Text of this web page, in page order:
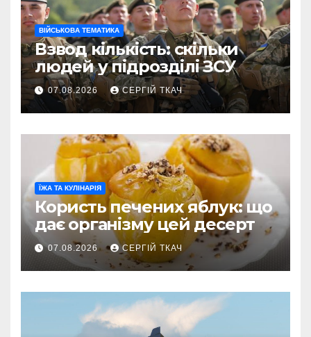
ВІЙСЬКОВА ТЕМАТИКА
Взвод кількість: скільки
людей у підрозділі ЗСУ
07.08.2026 СЕРГІЙ ТКАЧ
ЇЖА ТА КУЛІНАРІЯ
Користь печених яблук: що
дає організму цей десерт
07.08.2026 СЕРГІЙ ТКАЧ